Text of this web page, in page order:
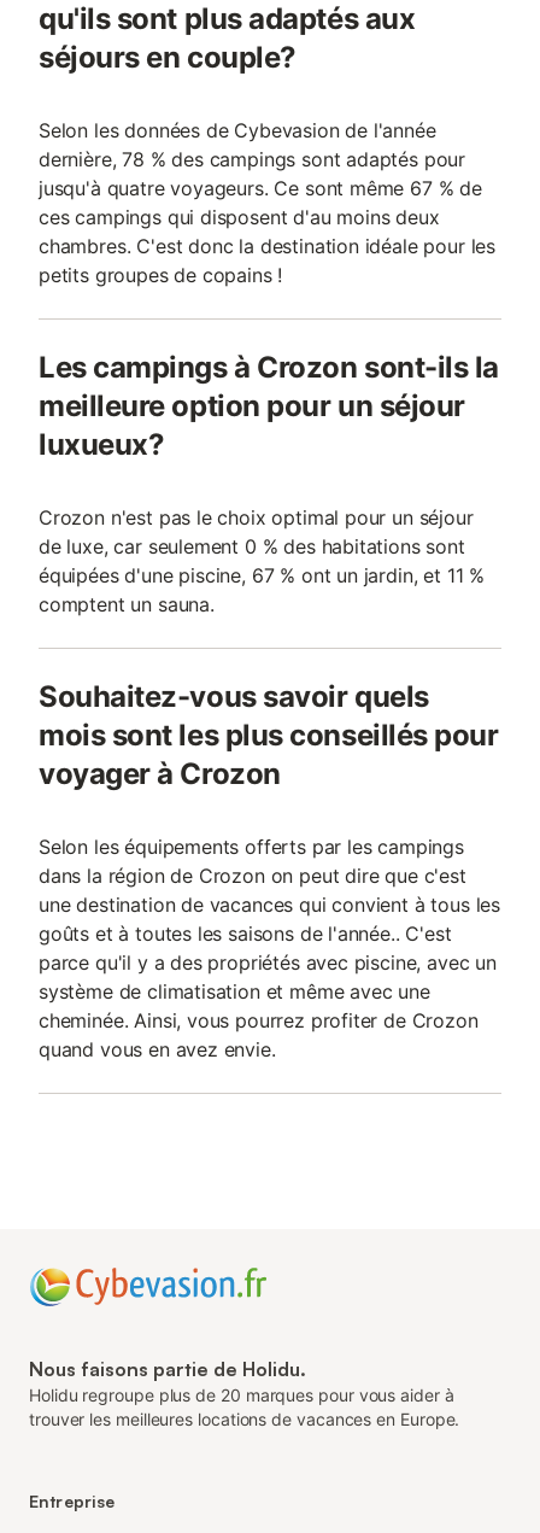
qu'ils sont plus adaptés aux
séjours en couple?
Selon les données de Cybevasion de l'année
dernière, 78 % des campings sont adaptés pour
jusqu'à quatre voyageurs. Ce sont même 67 % de
ces campings qui disposent d'au moins deux
chambres. C'est donc la destination idéale pour les
petits groupes de copains !
Les campings à Crozon sont-ils la
meilleure option pour un séjour
luxueux?
Crozon n'est pas le choix optimal pour un séjour
de luxe, car seulement 0 % des habitations sont
équipées d'une piscine, 67 % ont un jardin, et 11 %
comptent un sauna.
Souhaitez-vous savoir quels
mois sont les plus conseillés pour
voyager à Crozon
Selon les équipements offerts par les campings
dans la région de Crozon on peut dire que c'est
une destination de vacances qui convient à tous les
goûts et à toutes les saisons de l'année.. C'est
parce qu'il y a des propriétés avec piscine, avec un
système de climatisation et même avec une
cheminée. Ainsi, vous pourrez profiter de Crozon
quand vous en avez envie.
Nous faisons partie de Holidu.
Holidu regroupe plus de 20 marques pour vous aider à
trouver les meilleures locations de vacances en Europe.
Entreprise